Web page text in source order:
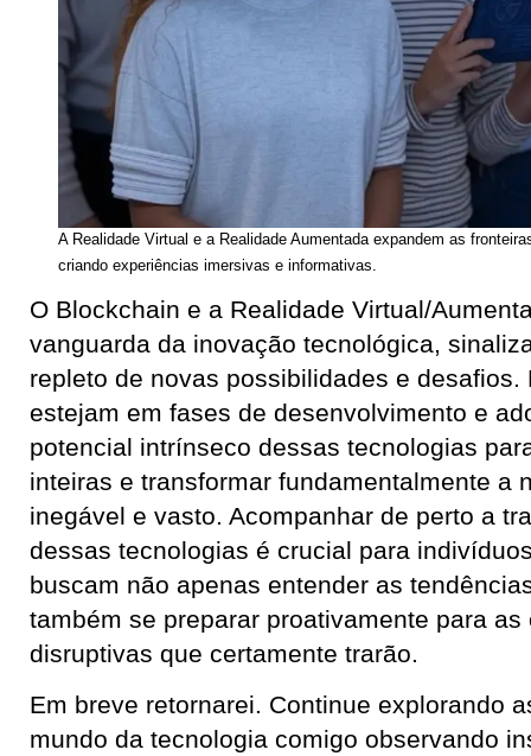
A Realidade Virtual e a Realidade Aumentada expandem as
criando experiências imersivas e informativas.
O Blockchain e a Realidade Virtual/
vanguarda da inovação tecnológica,
repleto de novas possibilidades e desafios.
estejam em fases de desenvolvimento e
potencial intrínseco dessas tecnologias
inteiras e transformar fundamentalmente a
inegável e vasto. Acompanhar de perto a
dessas tecnologias é crucial para
buscam não apenas entender as
também se preparar proativamente para as
disruptivas que certamente trarão.
Em breve retornarei. Continue explorando
mundo da tecnologia comigo observando